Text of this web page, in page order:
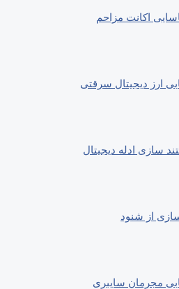
اکانت مزاحم
ارز دیجیتال سرقتی
سازی ادله دیجیتال
از شنود
مجرمان سایبری